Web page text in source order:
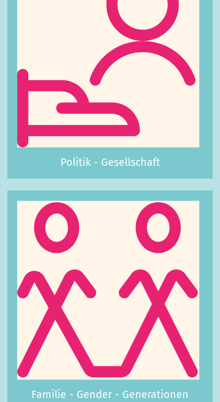
Politik - Gesellschaft
Familie - Gender - Generationen